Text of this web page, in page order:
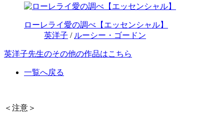
ローレライ愛の調べ【エッセンシャル】
英洋子 / ルーシー・ゴードン
英洋子先生のその他の作品はこちら
一覧へ戻る
＜注意＞